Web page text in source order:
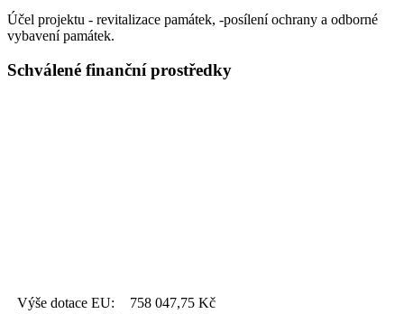
Účel projektu - revitalizace památek, -posílení ochrany a odborné
vybavení památek.
Schválené finanční prostředky
Výše dotace EU: 758 047,75 Kč